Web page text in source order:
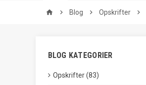
home  Blog  Opskrifter 
BLOG KATEGORIER
Opskrifter (83)